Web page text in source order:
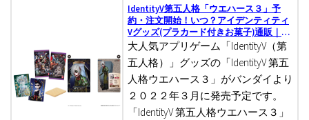
IdentityV第五人格「ウエハース３」予
約・注文開始！いつ？アイデンティティ
Vグッズ(プラカード付きお菓子)通販｜バ
ンダイ
大人気アプリゲーム「IdentityV（第
五人格）」グッズの「IdentityV 第五
人格ウエハース３」がバンダイより
２０２２年３月に発売予定です。
「IdentityV 第五人格ウエハース３」